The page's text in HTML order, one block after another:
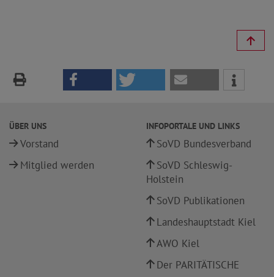
ÜBER UNS
Vorstand
Mitglied werden
INFOPORTALE UND LINKS
SoVD Bundesverband
SoVD Schleswig-
Holstein
SoVD Publikationen
Landeshauptstadt Kiel
AWO Kiel
Der PARITÄTISCHE